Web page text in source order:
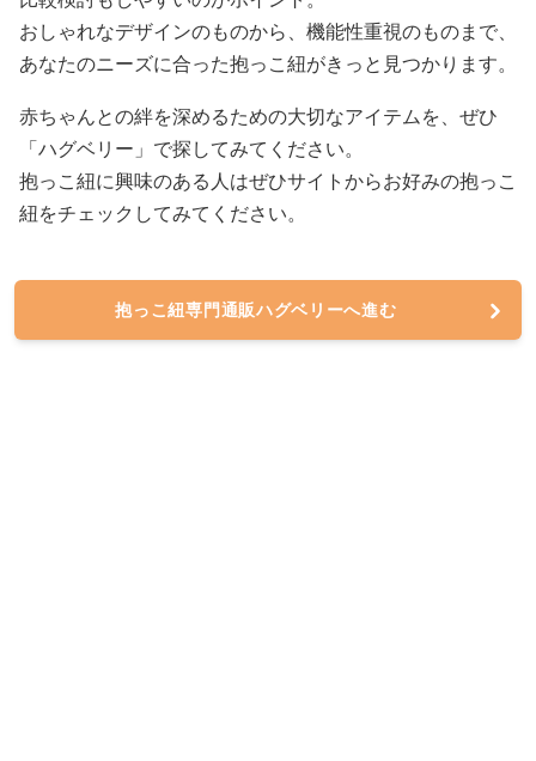
おしゃれなデザインのものから、機能性重視のものまで、
あなたのニーズに合った抱っこ紐がきっと見つかります。
赤ちゃんとの絆を深めるための大切なアイテムを、ぜひ
「ハグベリー」で探してみてください。
抱っこ紐に興味のある人はぜひサイトからお好みの抱っこ
紐をチェックしてみてください。
抱っこ紐専門通販ハグベリーへ進む